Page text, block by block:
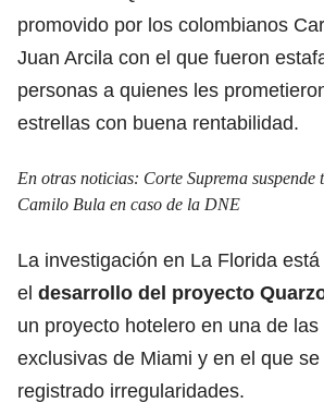
promovido por los colombianos
Juan Arcila con el que fueron
personas a quienes les
estrellas con buena rentabilidad.
En otras noticias: Corte Suprema
Camilo Bula en caso de la DNE
La investigación en La Florida
el desarrollo del proyecto
un proyecto hotelero en una de
exclusivas de Miami y en el que
registrado irregularidades.